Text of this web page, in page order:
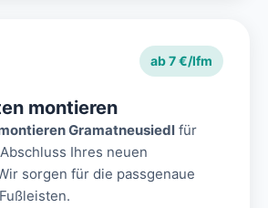
ab 7 €/lfm
montieren
Gramatneusiedl für
Ihres neuen
sorgen für die passgenaue